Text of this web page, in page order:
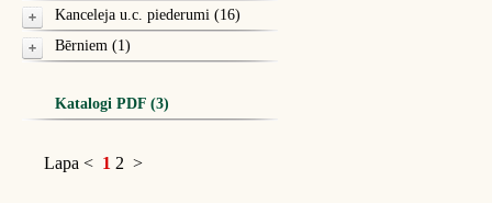
Kanceleja u.c. piederumi (16)
Bērniem (1)
Katalogi PDF (3)
Lapa < 1 2 >